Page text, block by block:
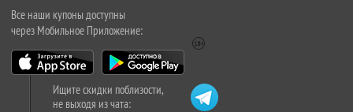
Все наши купоны доступны
через Мобильное Приложение:
Ищите скидки поблизости,
не выходя из чата: